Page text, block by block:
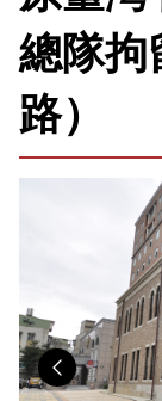
背景知識
關於我們
意見信箱
總隊拘
路）